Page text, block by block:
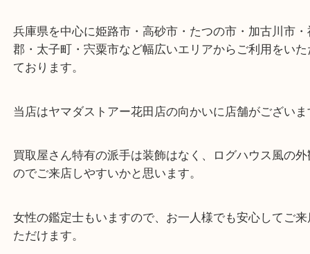
ただきました。
シャネルのフェイクパールやエルメスのエマイユな
い！
できるように頑張ります！